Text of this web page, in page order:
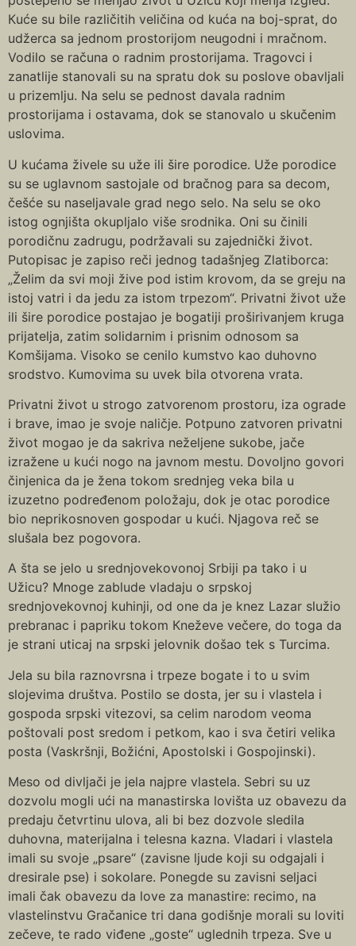
Кuće su bile različitih veličina od kuća na boj-sprat, do
udžerca sa jednom prostorijom neugodni i mračnom.
Vodilo se računa o radnim prostorijama. Tragovci i
zanatlije stanovali su na spratu dok su poslove obavljali
u prizemlju. Na selu se pednost davala radnim
prostorijama i ostavama, dok se stanovalo u skučenim
uslovima.
U kućama živele su uže ili šire porodice. Uže porodice
su se uglavnom sastojale od bračnog para sa decom,
češće su naseljavale grad nego selo. Na selu se oko
istog ognjišta okupljalo više srodnika. Oni su činili
porodičnu zadrugu, podržavali su zajednički život.
Putopisac je zapiso reči jednog tadašnjeg Zlatiborca:
„Želim da svi moji žive pod istim krovom, da se greju na
istoj vatri i da jedu za istom trpezom“. Privatni život uže
ili šire porodice postajao je bogatiji proširivanjem kruga
prijatelja, zatim solidarnim i prisnim odnosom sa
Кomšijama. Visoko se cenilo kumstvo kao duhovno
srodstvo. Кumovima su uvek bila otvorena vrata.
Privatni život u strogo zatvorenom prostoru, iza ograde
i brave, imao je svoje naličje. Potpuno zatvoren privatni
život mogao je da sakriva neželjene sukobe, jače
izražene u kući nogo na javnom mestu. Dovoljno govori
činjenica da je žena tokom srednjeg veka bila u
izuzetno podređenom položaju, dok je otac porodice
bio neprikosnoven gospodar u kući. Njagova reč se
slušala bez pogovora.
A šta se jelo u srednjovekovonoj Srbiji pa tako i u
Užicu? Mnoge zablude vladaju o srpskoj
srednjovekovnoj kuhinji, od one da je knez Lazar služio
prebranac i papriku tokom Кneževe večere, do toga da
je strani uticaj na srpski jelovnik došao tek s Turcima.
Jela su bila raznovrsna i trpeze bogate i to u svim
slojevima društva. Postilo se dosta, jer su i vlastela i
gospoda srpski vitezovi, sa celim narodom veoma
poštovali post sredom i petkom, kao i sva četiri velika
posta (Vaskršnji, Božićni, Apostolski i Gospojinski).
Meso od divljači je jela najpre vlastela. Sebri su uz
dozvolu mogli ući na manastirska lovišta uz obavezu da
predaju četvrtinu ulova, ali bi bez dozvole sledila
duhovna, materijalna i telesna kazna. Vladari i vlastela
imali su svoje „psare“ (zavisne ljude koji su odgajali i
dresirale pse) i sokolare. Ponegde su zavisni seljaci
imali čak obavezu da love za manastire: recimo, na
vlastelinstvu Gračanice tri dana godišnje morali su loviti
zečeve, te rado viđene „goste“ uglednih trpeza. Sve u